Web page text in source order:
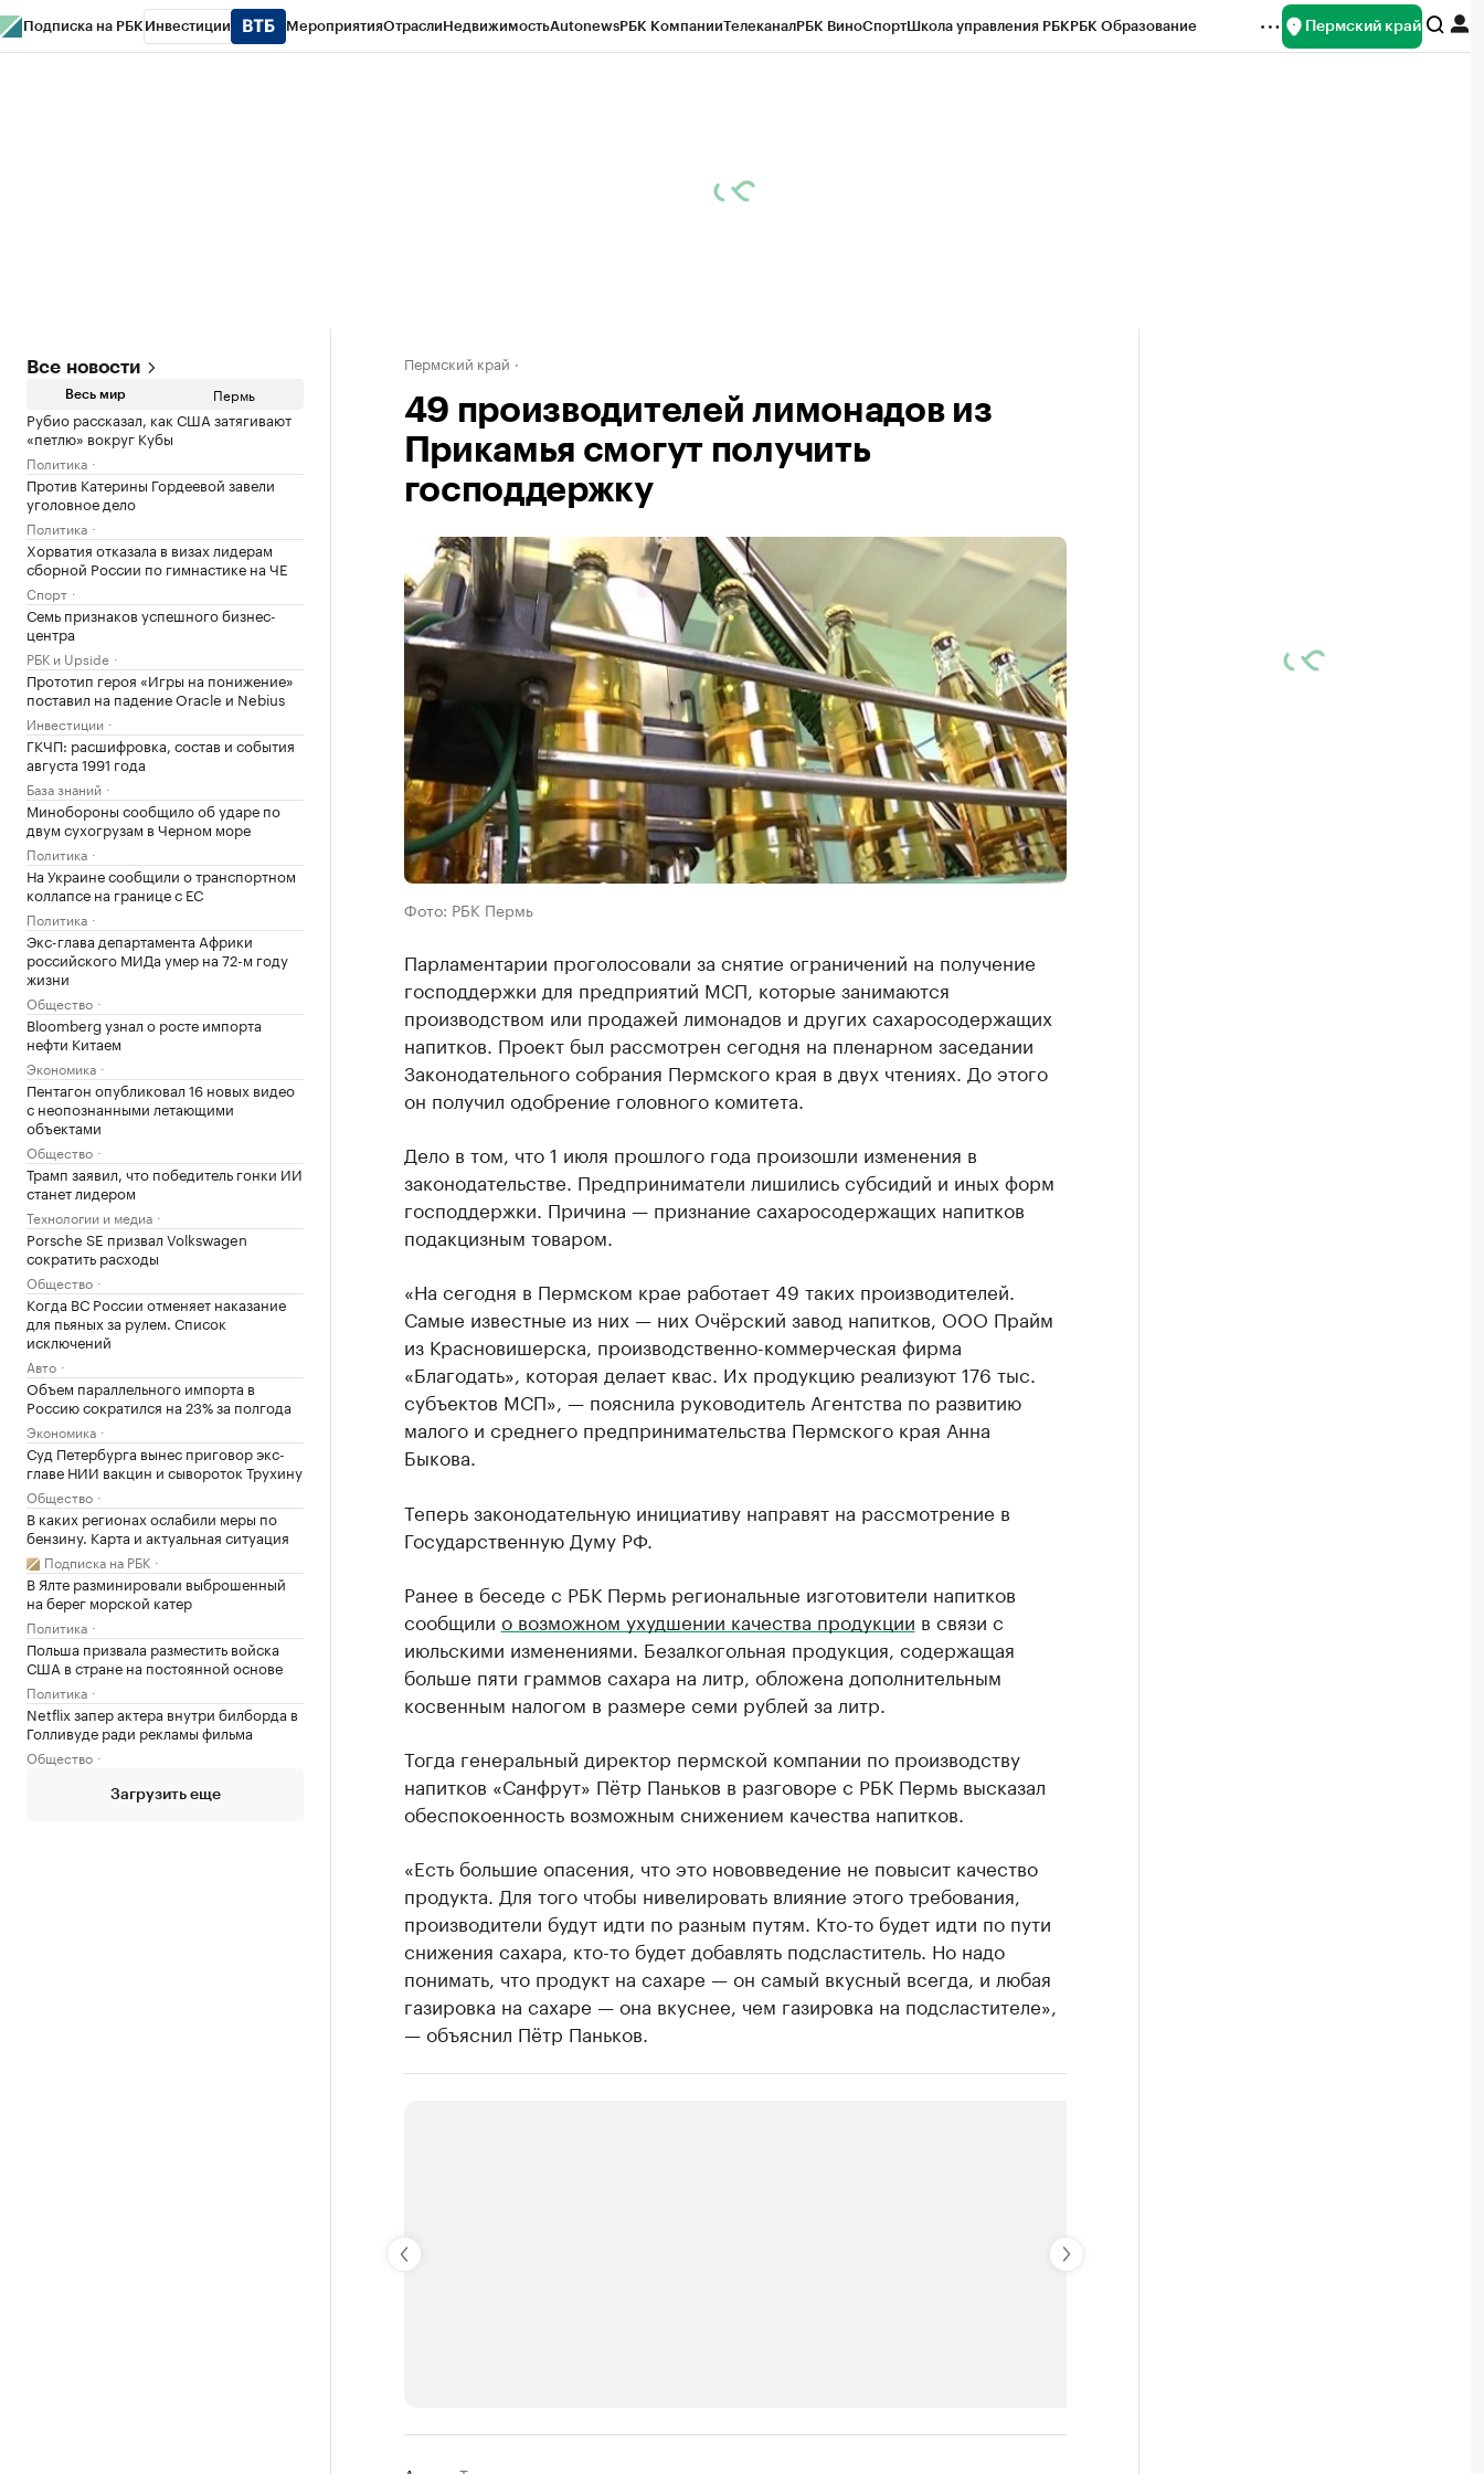
Подписка на РБК Инвестиции МероприятияОтраслиНедвижимостьAutonewsРБК КомпанииТелеканалРБК ВиноСпортШкола управления РБКРБК Образование Пермский край
Все новости
Весь мир Пермь
Рубио рассказал, как США затягивают
«петлю» вокруг Кубы
Политика
Против Катерины Гордеевой завели
уголовное дело
Политика
Хорватия отказала в визах лидерам
сборной России по гимнастике на ЧЕ
Спорт
Семь признаков успешного бизнес-
центра
РБК и Upside
Прототип героя «Игры на понижение»
поставил на падение Oracle и Nebius
Инвестиции
ГКЧП: расшифровка, состав и события
августа 1991 года
База знаний
Минобороны сообщило об ударе по
двум сухогрузам в Черном море
Политика
На Украине сообщили о транспортном
коллапсе на границе с ЕС
Политика
Экс-глава департамента Африки
российского МИДа умер на 72-м году
жизни
Общество
Bloomberg узнал о росте импорта
нефти Китаем
Экономика
Пентагон опубликовал 16 новых видео
с неопознанными летающими
объектами
Общество
Трамп заявил, что победитель гонки ИИ
станет лидером
Технологии и медиа
Porsche SE призвал Volkswagen
сократить расходы
Общество
Когда ВС России отменяет наказание
для пьяных за рулем. Список
исключений
Авто
Объем параллельного импорта в
Россию сократился на 23% за полгода
Экономика
Суд Петербурга вынес приговор экс-
главе НИИ вакцин и сывороток Трухину
Общество
В каких регионах ослабили меры по
бензину. Карта и актуальная ситуация
Подписка на РБК
В Ялте разминировали выброшенный
на берег морской катер
Политика
Польша призвала разместить войска
США в стране на постоянной основе
Политика
Netflix запер актера внутри билборда в
Голливуде ради рекламы фильма
Общество
Загрузить еще
Пермский край
49 производителей лимонадов из
Прикамья смогут получить
господдержку
Фото: РБК Пермь
Парламентарии проголосовали за снятие ограничений на получение
господдержки для предприятий МСП, которые занимаются
производством или продажей лимонадов и других сахаросодержащих
напитков. Проект был рассмотрен сегодня на пленарном заседании
Законодательного собрания Пермского края в двух чтениях. До этого
он получил одобрение головного комитета.
Дело в том, что 1 июля прошлого года произошли изменения в
законодательстве. Предприниматели лишились субсидий и иных форм
господдержки. Причина — признание сахаросодержащих напитков
подакцизным товаром.
«На сегодня в Пермском крае работает 49 таких производителей.
Самые известные из них — них Очёрский завод напитков, ООО Прайм
из Красновишерска, производственно-коммерческая фирма
«Благодать», которая делает квас. Их продукцию реализуют 176 тыс.
субъектов МСП», — пояснила руководитель Агентства по развитию
малого и среднего предпринимательства Пермского края Анна
Быкова.
Теперь законодательную инициативу направят на рассмотрение в
Государственную Думу РФ.
Ранее в беседе с РБК Пермь региональные изготовители напитков
сообщили о возможном ухудшении качества продукции в связи с
июльскими изменениями. Безалкогольная продукция, содержащая
больше пяти граммов сахара на литр, обложена дополнительным
косвенным налогом в размере семи рублей за литр.
Тогда генеральный директор пермской компании по производству
напитков «Санфрут» Пётр Паньков в разговоре с РБК Пермь высказал
обеспокоенность возможным снижением качества напитков.
«Есть большие опасения, что это нововведение не повысит качество
продукта. Для того чтобы нивелировать влияние этого требования,
производители будут идти по разным путям. Кто-то будет идти по пути
снижения сахара, кто-то будет добавлять подсластитель. Но надо
понимать, что продукт на сахаре — он самый вкусный всегда, и любая
газировка на сахаре — она вкуснее, чем газировка на подсластителе»,
— объяснил Пётр Паньков.